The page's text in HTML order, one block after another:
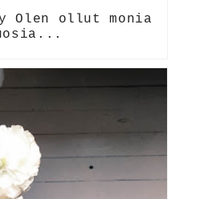
Olen ollut monia